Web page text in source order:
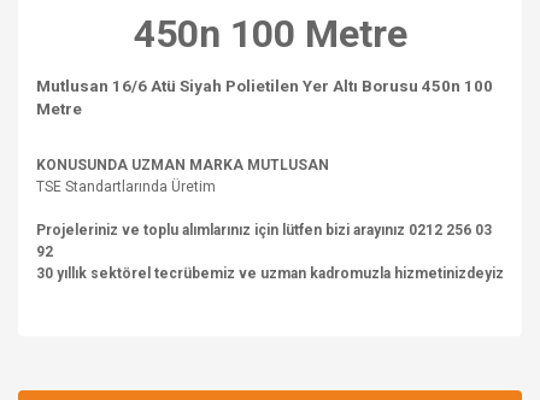
450n 100 Metre
Mutlusan 16/6 Atü Siyah Polietilen Yer Altı Borusu 450n 100
Metre
KONUSUNDA UZMAN MARKA MUTLUSAN
TSE Standartlarında Üretim
Projeleriniz ve toplu alımlarınız için lütfen bizi arayınız 0212 256 03
92
30 yıllık sektörel tecrübemiz ve uzman kadromuzla hizmetinizdeyiz
kullanarak tarafımıza iletebilirsiniz.